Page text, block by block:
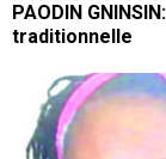
PAODIN
traditionnelle